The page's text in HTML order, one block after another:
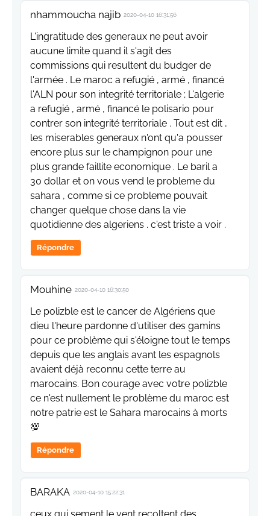
nhammoucha najib 2020-04-10 16:31:56
L'ingratitude des generaux ne peut avoir
aucune limite quand il s'agit des
commissions qui resultent du budger de
l'armée . Le maroc a refugié , armé , financé
l'ALN pour son integrité territoriale ; L'algerie
a refugié , armé , financé le polisario pour
contrer son integrité territoriale . Tout est dit ,
les miserables generaux n'ont qu'a pousser
encore plus sur le champignon pour une
plus grande faillite economique . Le baril a
30 dollar et on vous vend le probleme du
sahara , comme si ce probleme pouvait
changer quelque chose dans la vie
quotidienne des algeriens . c'est triste a voir .
Répondre
Mouhine 2020-04-10 16:30:50
Le polizble est le cancer de Algériens que
dieu l'heure pardonne d'utiliser des gamins
pour ce problème qui s'éloigne tout le temps
depuis que les anglais avant les espagnols
avaient déjà reconnu cette terre au
marocains. Bon courage avec votre polizble
ce n'est nullement le problème du maroc est
notre patrie est le Sahara marocains à morts
💯
Répondre
BARAKA 2020-04-10 15:22:31